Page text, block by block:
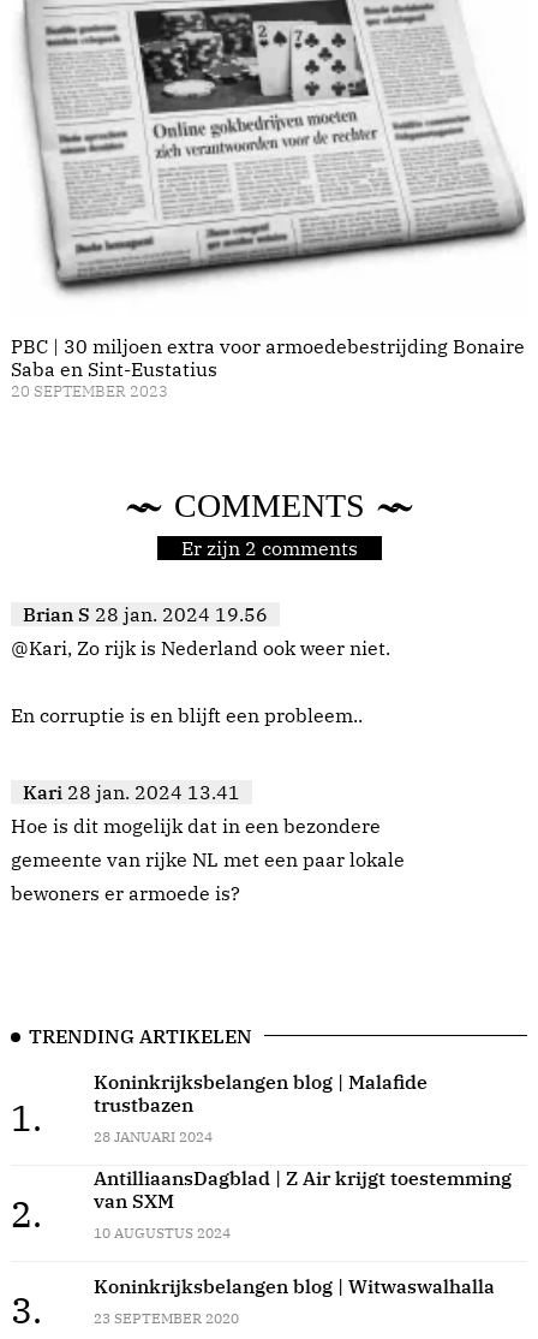
PBC | 30 miljoen extra voor armoedebestrijding Bonaire
Saba en Sint-Eustatius
20 SEPTEMBER 2023
COMMENTS
Er zijn 2 comments
Brian S 28 jan. 2024 19.56
@Kari, Zo rijk is Nederland ook weer niet.
En corruptie is en blijft een probleem..
Kari 28 jan. 2024 13.41
Hoe is dit mogelijk dat in een bezondere
gemeente van rijke NL met een paar lokale
bewoners er armoede is?
TRENDING ARTIKELEN
1.
Koninkrijksbelangen blog | Malafide
trustbazen
28 JANUARI 2024
2.
AntilliaansDagblad | Z Air krijgt toestemming
van SXM
10 AUGUSTUS 2024
3.
Koninkrijksbelangen blog | Witwaswalhalla
23 SEPTEMBER 2020